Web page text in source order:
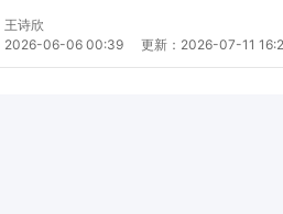
王诗欣
2026-06-06 00:39 更新： 2026-07-11